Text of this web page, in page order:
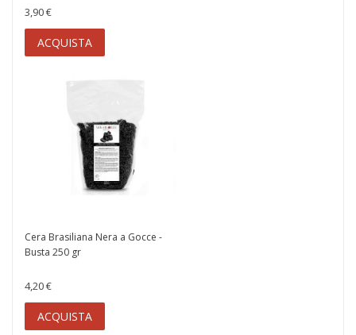
3,90 €
ACQUISTA
Cera Brasiliana Nera a Gocce -
Busta 250 gr
4,20 €
ACQUISTA